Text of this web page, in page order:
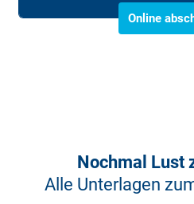
Online
Nochmal Lust
Alle Unterlagen